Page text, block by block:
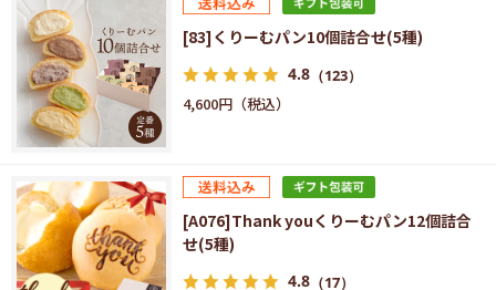
[83]くりーむパン10個詰合せ(5種)
4.8 （123）
4,600円
[A076]Thank youくりーむパン12個詰合
せ(5種)
4.8 （17）